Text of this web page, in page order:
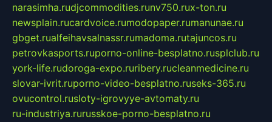
narasimha.rudjcommodities.runv750.rux-ton.ru
newsplain.rucardvoice.rumodopaper.rumanunae.ru
gbget.rualfeihavsalnassr.rumadoma.rutajuncos.ru
petrovkasports.ruporno-online-besplatno.rusplclub.ru
york-life.rudoroga-expo.ruribery.rucleanmedicine.ru
slovar-ivrit.ruporno-video-besplatno.ruseks-365.ru
ovucontrol.rusloty-igrovyye-avtomaty.ru
ru-industriya.rurusskoe-porno-besplatno.ru